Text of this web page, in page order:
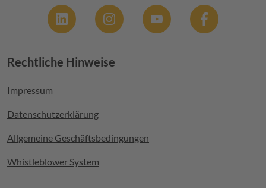
Footer menu
Rechtliche Hinweise
Impressum
Datenschutzerklärung
Allgemeine Geschäftsbedingungen
Whistleblower System
Social